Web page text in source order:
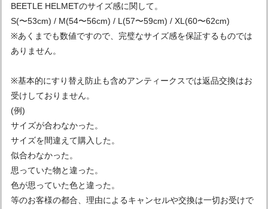
BEETLE HELMETのサイズ感に関して。
S(〜53cm) / M(54〜56cm) / L(57〜59cm) / XL(60〜62cm)
※あくまでも数値ですので、完璧なサイズ感を保証するものでは
ありません。
※基本的にすり替え防止も含めアンティークスでは返品交換はお
受けしておりません。
(例)
サイズが合わなかった。
サイズを間違えて購入した。
似合わなかった。
思っていた物と違った。
色が思っていた色と違った。
等のお客様の都合、理由によるキャンセルや交換は一切お受けで